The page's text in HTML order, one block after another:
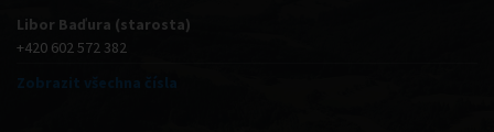
Libor Baďura (starosta)
+420 602 572 382
Zobrazit všechna čísla